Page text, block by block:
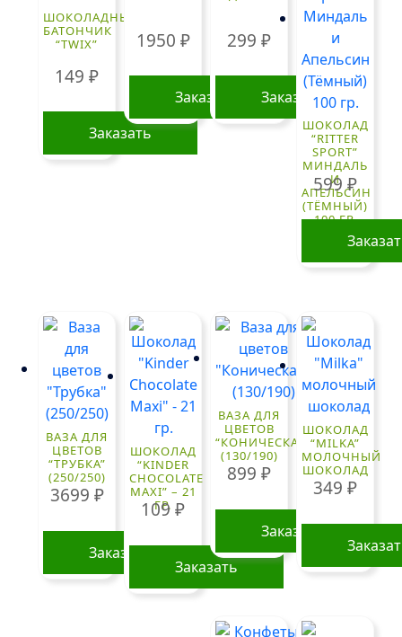
ШОКОЛАДНЫЙ
БАТОНЧИК
“TWIX”
149₽
Заказать
1950 ₽
Заказать
299₽
Заказать
ШОКОЛАД
“RITTER
SPORT”
МИНДАЛЬ
И
АПЕЛЬСИН
(ТЁМНЫЙ)
100 ГР.
599₽
ВАЗА ДЛЯ
ЦВЕТОВ
“ТРУБКА”
(250/250)
3699 ₽
Заказать
ШОКОЛАД
“KINDER
CHOCOLATE
MAXI” – 21
ГР.
109₽
Заказать
ВАЗА ДЛЯ
ЦВЕТОВ
“КОНИЧЕСКАЯ”
(130/190)
899₽
Заказать
ШОКОЛАД
“MILKA”
МОЛОЧНЫЙ
ШОКОЛАД
349₽